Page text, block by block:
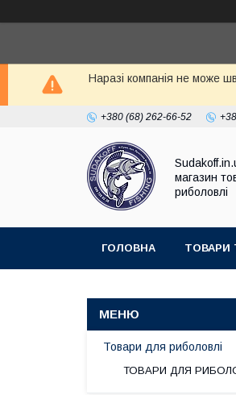
Наразі компанія не може
+380 (68) 262-66-52
магазин
риболовлі
ГОЛОВНА ТОВАРИ
Товари для риболовлі
ТОВАРИ ДЛЯ